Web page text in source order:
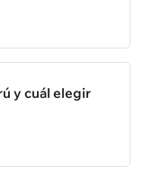
y cuál elegir